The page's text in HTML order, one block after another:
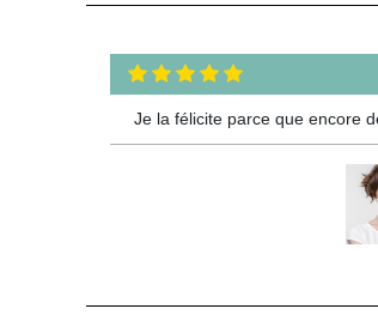
Je la félicite parce que encore